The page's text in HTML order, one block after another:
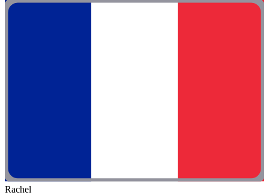
Rachel